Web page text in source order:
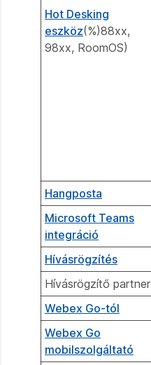
Hot Desking
eszköz(%)88xx,
98xx, RoomOS)
Hangposta
Microsoft Teams
integráció
Hívásrögzítés
Hívásrögzítő partner
Webex Go-tól
Webex Go
mobilszolgáltató